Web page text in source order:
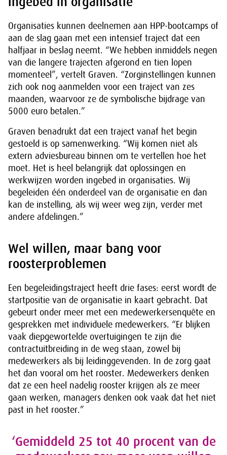
Organisaties kunnen deelnemen aan HPP-bootcamps of
aan de slag gaan met een intensief traject dat een
halfjaar in beslag neemt. “We hebben inmiddels negen
van die langere trajecten afgerond en tien lopen
momenteel”, vertelt Graven. “Zorginstellingen kunnen
zich ook nog aanmelden voor een traject van zes
maanden, waarvoor ze de symbolische bijdrage van
5000 euro betalen.”
Graven benadrukt dat een traject vanaf het begin
gestoeld is op samenwerking. “Wij komen niet als
extern adviesbureau binnen om te vertellen hoe het
moet. Het is heel belangrijk dat oplossingen en
werkwijzen worden ingebed in organisaties. Wij
begeleiden één onderdeel van de organisatie en dan
kan de instelling, als wij weer weg zijn, verder met
andere afdelingen.”
Wel willen, maar bang voor
roosterproblemen
Een begeleidingstraject heeft drie fases: eerst wordt de
startpositie van de organisatie in kaart gebracht. Dat
gebeurt onder meer met een medewerkersenquête en
gesprekken met individuele medewerkers. “Er blijken
vaak diepgewortelde overtuigingen te zijn die
contractuitbreiding in de weg staan, zowel bij
medewerkers als bij leidinggevenden. In de zorg gaat
het dan vooral om het rooster. Medewerkers denken
dat ze een heel nadelig rooster krijgen als ze meer
gaan werken, managers denken ook vaak dat het niet
past in het rooster.”
‘Gemiddeld 25 tot 40 procent van de